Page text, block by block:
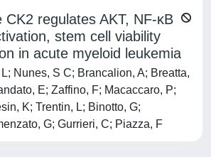
CK2 regulates AKT, NF-κB
stem cell viability
in acute myeloid leukemia
Nunes, S C; Brancalion, A; Breatta,
E; Zaffino, F; Macaccaro, P;
K; Trentin, L; Binotto, G;
G; Gurrieri, C; Piazza, F